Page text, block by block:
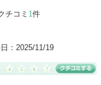
チコミ 1件
： 2025/11/19